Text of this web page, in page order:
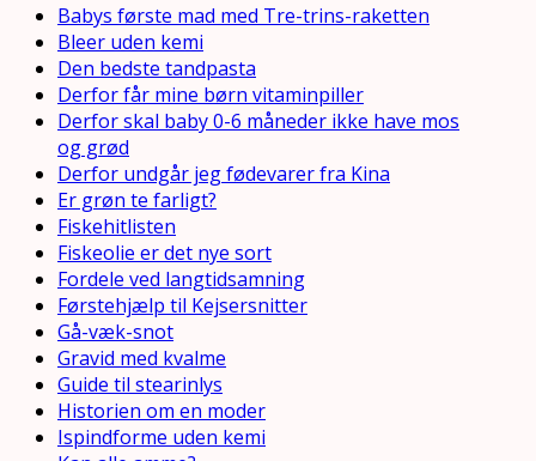
Babys første mad med Tre-trins-raketten
Bleer uden kemi
Den bedste tandpasta
Derfor får mine børn vitaminpiller
Derfor skal baby 0-6 måneder ikke have mos
og grød
Derfor undgår jeg fødevarer fra Kina
Er grøn te farligt?
Fiskehitlisten
Fiskeolie er det nye sort
Fordele ved langtidsamning
Førstehjælp til Kejsersnitter
Gå-væk-snot
Gravid med kvalme
Guide til stearinlys
Historien om en moder
Ispindforme uden kemi